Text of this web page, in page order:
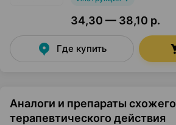
34,30 — 38,10 р.
Где купить
Аналоги и препараты схожего
терапевтического действия